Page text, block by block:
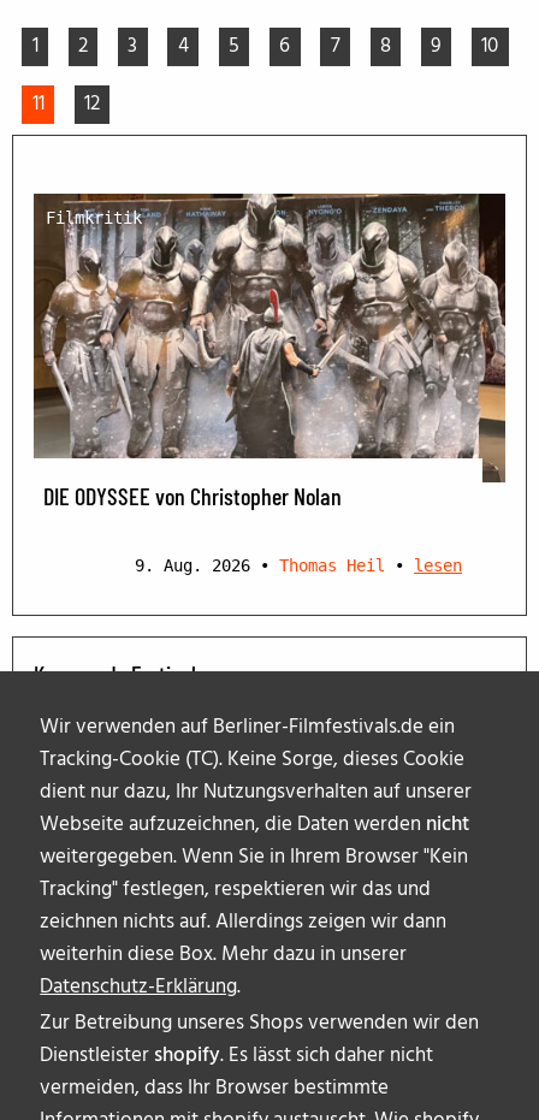
Wir verwenden auf Berliner-Filmfestivals.de ein
Tracking-Cookie (TC). Keine Sorge, dieses Cookie
dient nur dazu, Ihr Nutzungsverhalten auf unserer
Webseite aufzuzeichnen, die Daten werden nicht
weitergegeben. Wenn Sie in Ihrem Browser "Kein
Tracking" festlegen, respektieren wir das und
zeichnen nichts auf. Allerdings zeigen wir dann
weiterhin diese Box. Mehr dazu in unserer
Datenschutz-Erklärung.
Zur Betreibung unseres Shops verwenden wir den
Dienstleistershopify. Es lässt sich daher nicht
vermeiden, dass Ihr Browser bestimmte
1 2 3 4 5 6 7 8 9
10
11
12
Filmkritik
DIE ODYSSEE von Christopher Nolan
9. Aug. 2026 • Thomas Heil • lesen
Kommende Festivals
ÜBER UNS